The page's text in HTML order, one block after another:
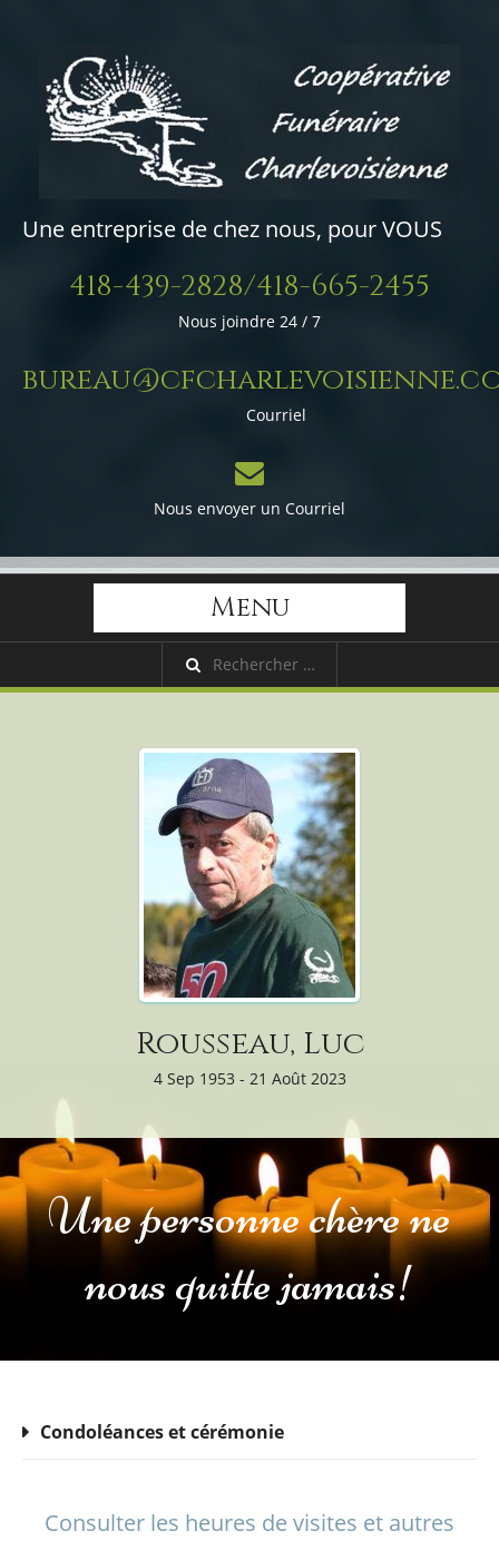
Une entreprise de chez nous, pour VOUS
418-439-2828/418-665-2455
Nous joindre 24 / 7
Courriel
Nous envoyer un Courriel
Menu
Rousseau, Luc
4 Sep 1953 - 21 Août 2023
Une personne chère ne
nous quitte jamais!
Condoléances et cérémonie
Consulter les heures de visites et autres